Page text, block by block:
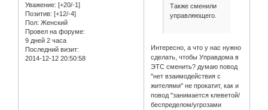
Уважение: [+20/-1]
Позитив: [+12/-4]
Пол: Женский
Провел на форуме:
9 дней 2 часа
Последний визит:
2014-12-12 20:50:58
Также сменили
управляющего.
Интересно, а что у нас нужно
сделать, чтобы Управдома в
ЭТС сменить? думаю повод
"нет взаимодействия с
жителями" не прокатит, как и
повод "занимается клеветой/
беспределом/угрозами